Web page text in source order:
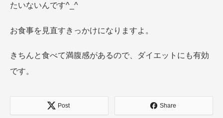
たいないんです^_^
お食事を見直すきっかけになりますよ。
きちんと食べて満腹感があるので、ダイエットにも有効
です。
Post Share